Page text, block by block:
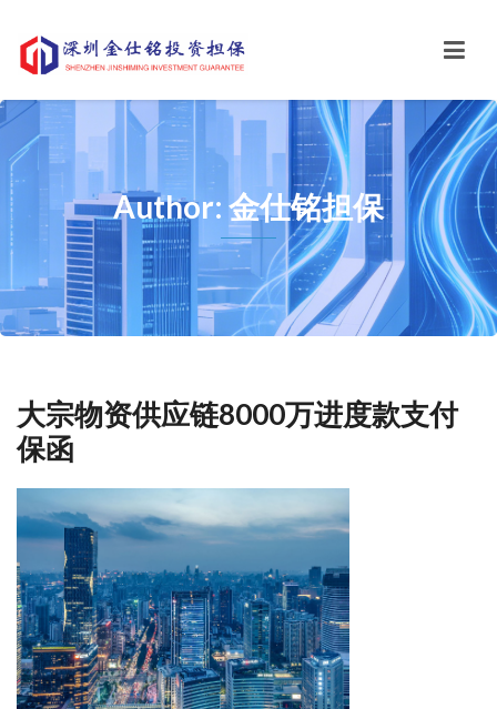
Author: 金仕铭担保
大宗物资供应链8000万进度款支付
保函